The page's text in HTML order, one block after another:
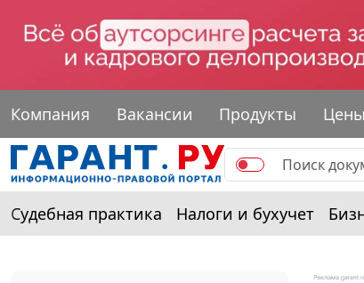
Компания Вакансии Продукты Цены
Судебная практика Налоги и бухучет